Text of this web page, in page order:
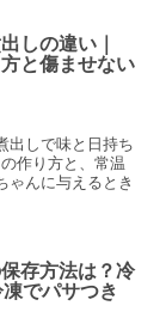
しの違い｜
と傷ませない
出しで味と日持ち
作り方と、常温
ゃんに与えるとき
保存方法は？冷
でパサつき